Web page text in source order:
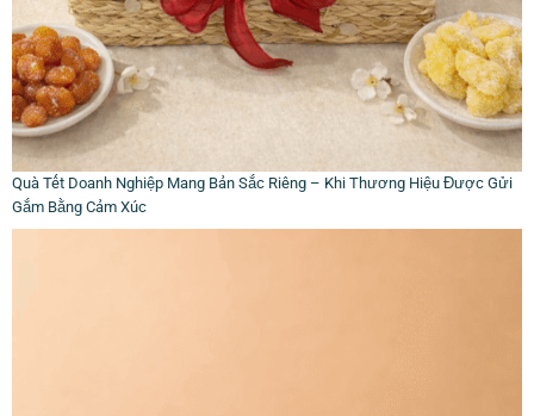
Quà Tết Doanh Nghiệp Mang Bản Sắc Riêng – Khi Thương Hiệu Được Gửi
Gắm Bằng Cảm Xúc